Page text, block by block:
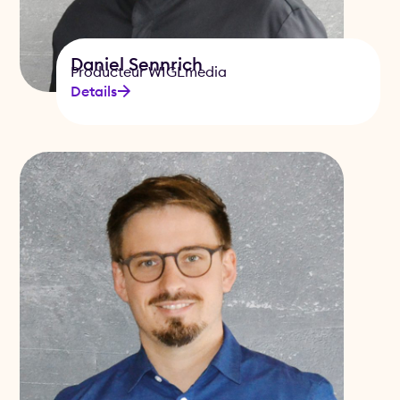
Daniel Sennrich
Producteur WIGLmedia
Details